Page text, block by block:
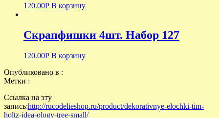
120.00Р В корзину
Скрапфишки 4шт. Набор 127
120.00Р В корзину
Опубликовано в :
Метки :
Ссылка на эту
запись:http://rucodelieshop.ru/product/dekorativnye-elochki-tim-
holtz-idea-ology-tree-small/